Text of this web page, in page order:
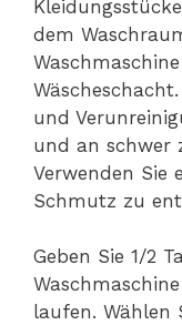
dem
und
und an schwer
Verwenden Sie
Schmutz zu
Geben Sie 1/2
laufen. Wählen